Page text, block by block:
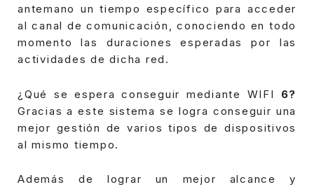
antemano un tiempo específico para acceder
al canal de comunicación, conociendo en todo
momento las duraciones esperadas por las
actividades de dicha red.
¿Qué se espera conseguir mediante WIFI
6?
Gracias a este sistema se logra conseguir una
mejor gestión de varios tipos de dispositivos
al mismo tiempo.
Además de lograr un mejor alcance y